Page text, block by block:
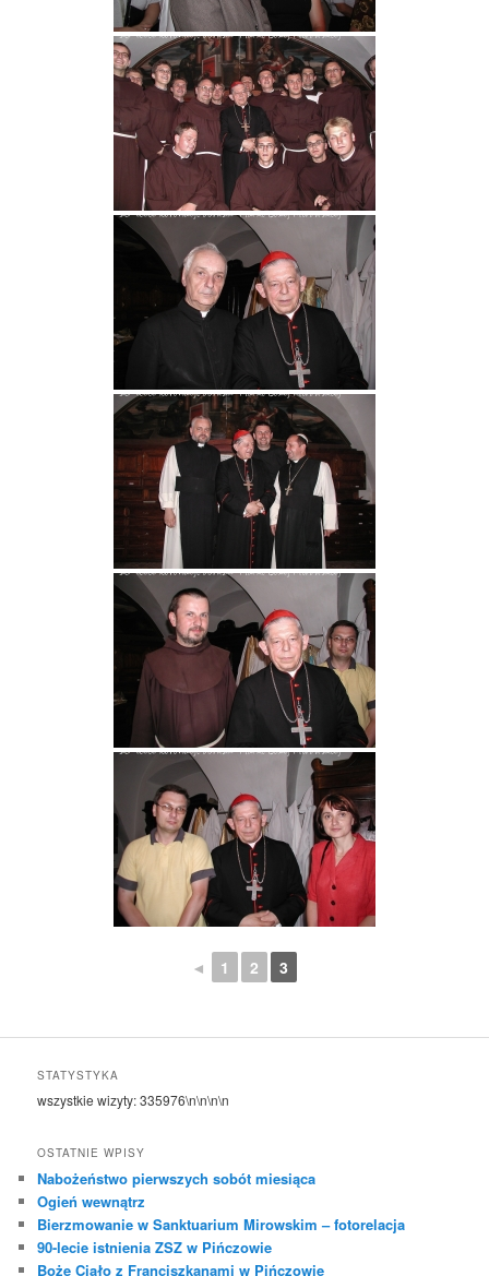
◄ 1 2 3
STATYSTYKA
wszystkie wizyty:335976\n\n\n\n
OSTATNIE WPISY
Nabożeństwo pierwszych sobót miesiąca
Ogień wewnątrz
Bierzmowanie w Sanktuarium Mirowskim – fotorelacja
90-lecie istnienia ZSZ w Pińczowie
Boże Ciało z Franciszkanami w Pińczowie